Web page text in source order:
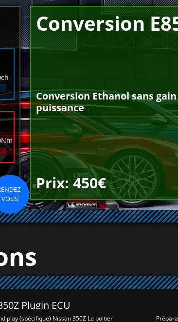
VOUS
Conversion
Conversion Ethanol sans
puissance
Prix: 450€
Plugin ECU
play (spécifique) Nissan 350Z Le boitier